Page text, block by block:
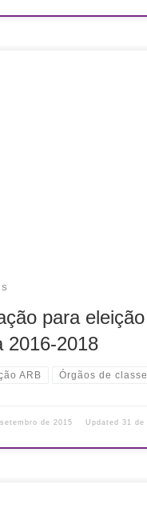
para
2016-2018
ARB Órgãos de classe
de 2015 Updated 31 de